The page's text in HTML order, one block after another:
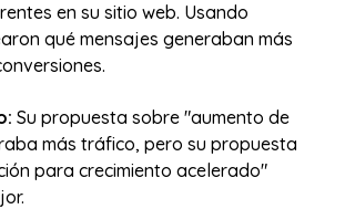
en su sitio web. Usando
qué mensajes generaban más
Su propuesta sobre "aumento de
más tráfico, pero su propuesta
para crecimiento acelerado"